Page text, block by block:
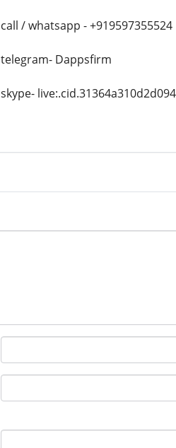
call / whatsapp - +919597355524
telegram- Dappsfirm
skype-